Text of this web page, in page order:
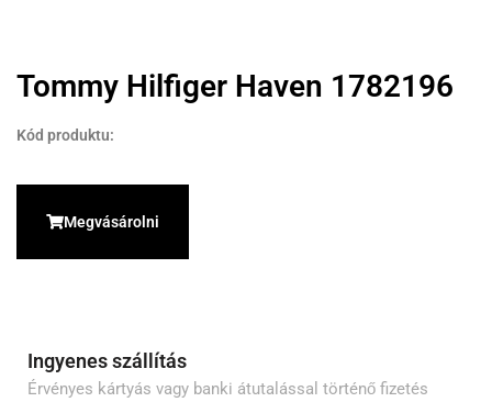
Tommy Hilfiger Haven 1782196
Kód produktu:
Megvásárolni
Ingyenes szállítás
Érvényes kártyás vagy banki átutalással történő fizetés